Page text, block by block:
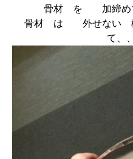
骨材 を 加締
骨材 は 外せない
て、